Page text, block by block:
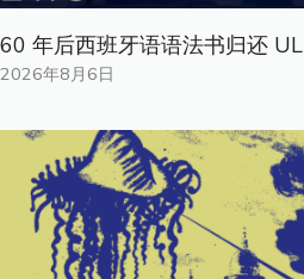
60 年后西班牙语语法书归还 UL
2026年8月6日